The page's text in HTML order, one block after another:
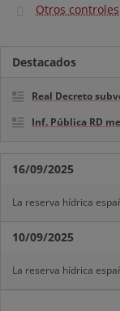
Otros
Destacados
Real Decreto
Inf. Pública RD
16/09/2025
La reserva hídrica
10/09/2025
La reserva hídrica